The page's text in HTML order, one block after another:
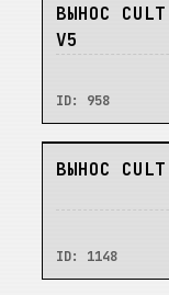
НЕТ
ВЫНОС CULT
V5
ID: 958
НЕТ
ВЫНОС CULT
ID: 1148